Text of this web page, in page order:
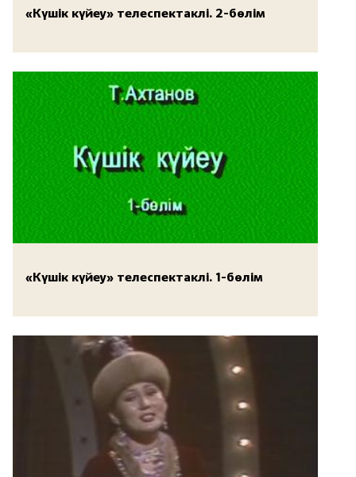
«Күшік күйеу» телеспектаклі. 2-бөлім
«Күшік күйеу» телеспектаклі. 1-бөлім